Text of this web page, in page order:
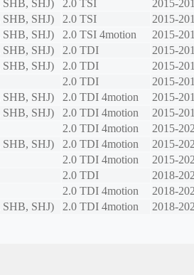
SHJ) 2.0 TSI
2015-
SHJ) 2.0 TSI
2015-
SHJ) 2.0 TSI 4motion
2015-
SHJ) 2.0 TDI
2015-
SHJ) 2.0 TDI
2015-
2.0 TDI
2015-
SHJ) 2.0 TDI 4motion
2015-
SHJ) 2.0 TDI 4motion
2015-
2.0 TDI 4motion
2015-
SHJ) 2.0 TDI 4motion
2015-
2.0 TDI 4motion
2015-
2.0 TDI
2018-
2.0 TDI 4motion
2018-
SHJ) 2.0 TDI 4motion
2018-